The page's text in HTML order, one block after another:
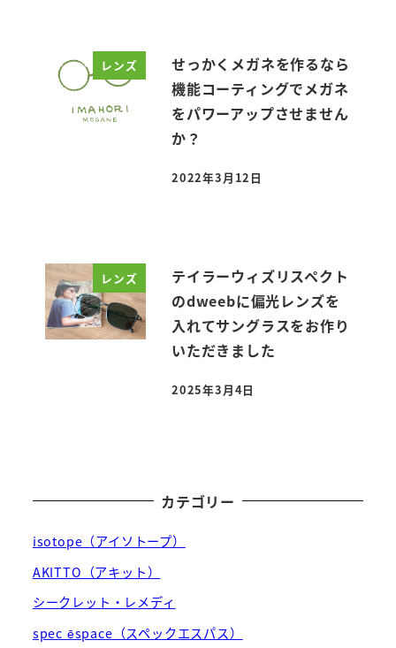
レンズ
せっかくメガネを作るなら
機能コーティングでメガネ
をパワーアップさせません
か？
投稿日
2022年3月12日
レンズ
テイラーウィズリスペクト
のdweebに偏光レンズを
入れてサングラスをお作り
いただきました
投稿日
2025年3月4日
カテゴリー
isotope（アイソトープ）
AKITTO（アキット）
シークレット・レメディ
spec ēspace（スペックエスパス）